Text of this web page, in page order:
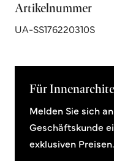
Artikelnummer
UA-SS176220310S
Für
Melden Sie sich
Geschäftskunde
exklusiven Preisen.